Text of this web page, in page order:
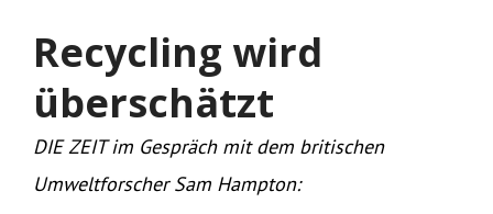
Recycling wird
überschätzt
DIE ZEIT im Gespräch mit dem britischen
Umweltforscher Sam Hampton: